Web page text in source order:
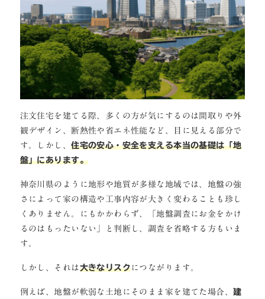
注文住宅を建てる際、多くの方が気にするのは間取りや外
観デザイン、断熱性や省エネ性能など、目に見える部分で
す。しかし、住宅の安心・安全を支える本当の基礎は「地
盤」にあります。
神奈川県のように地形や地質が多様な地域では、地盤の強
さによって家の構造や工事内容が大きく変わることも珍し
くありません。にもかかわらず、「地盤調査にお金をかけ
るのはもったいない」と判断し、調査を省略する方もいま
す。
しかし、それは大きなリスクにつながります。
例えば、地盤が軟弱な土地にそのまま家を建てた場合、建